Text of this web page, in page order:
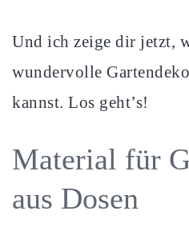
Und ich zeige dir jetzt,
wundervolle
kannst. Los geht’s!
Material für
aus Dosen